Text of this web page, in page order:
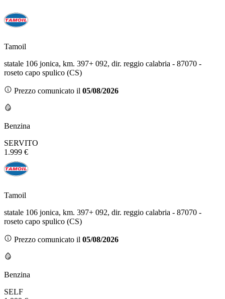
Tamoil
statale 106 jonica, km. 397+ 092, dir. reggio calabria - 87070 -
roseto capo spulico (CS)
Prezzo comunicato il 05/08/2026
Benzina
SERVITO
1.999 €
Tamoil
statale 106 jonica, km. 397+ 092, dir. reggio calabria - 87070 -
roseto capo spulico (CS)
Prezzo comunicato il 05/08/2026
Benzina
SELF